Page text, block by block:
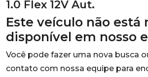
1.0 Flex 12V Aut.
Este veículo não está
disponível em nosso
Você pode fazer uma nova busca
contato com nossa equipe para